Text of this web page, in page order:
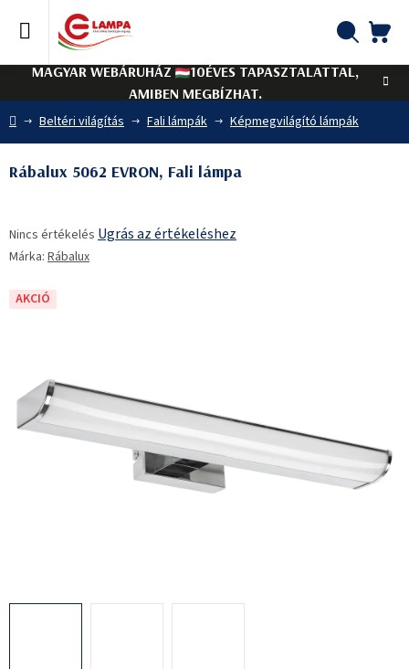
tartalomhoz
MAGYAR WEBÁRUHÁZ
10ÉVES TAPASZTALATTAL,
AMIBEN MEGBÍZHAT.
Kezdőlap
Beltéri világítás Fali lámpák Képmegvilágító lámpák
Rábalux 5062 EVRON, Fali lámpa
termék
átlagos
5-
Nincs értékelés Ugrás az értékeléshez
Márka: Rábalux
AKCIÓ